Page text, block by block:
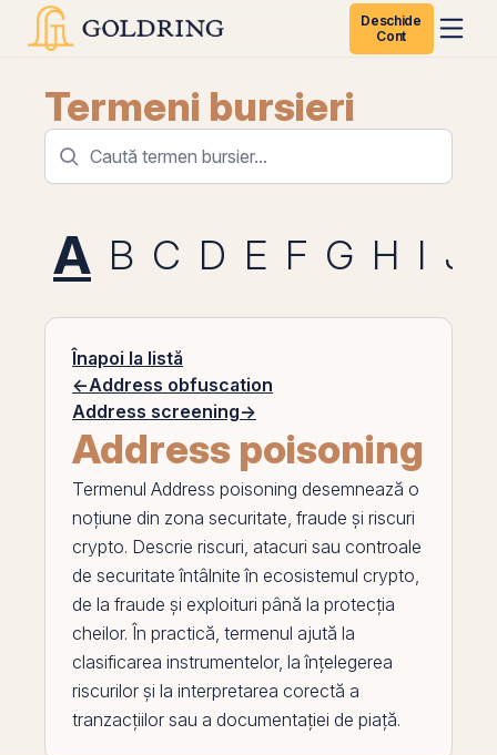
Deschide
Cont
Termeni bursieri
A B C D E F G H I J
Înapoi la listă
←Address obfuscation
Address screening→
Address poisoning
Termenul Address poisoning desemnează o
noțiune din zona securitate, fraude și riscuri
crypto. Descrie riscuri, atacuri sau controale
de securitate întâlnite în ecosistemul crypto,
de la fraude și exploituri până la protecția
cheilor. În practică, termenul ajută la
clasificarea instrumentelor, la înțelegerea
riscurilor și la interpretarea corectă a
tranzacțiilor sau a documentației de piață.